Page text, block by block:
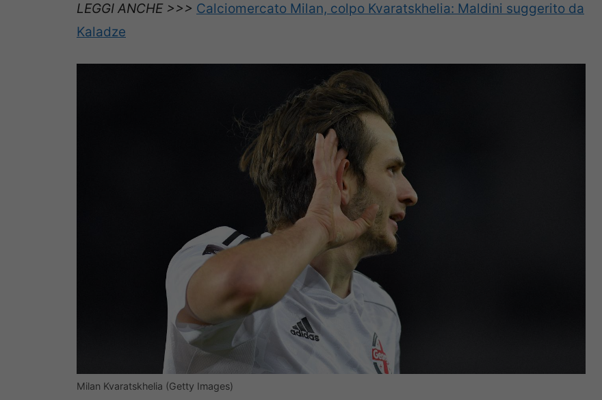
LEGGI ANCHE >>> Calciomercato Milan, colpo Kvaratskhelia: Maldini suggerito da
Kaladze
Milan Kvaratskhelia (Getty Images)